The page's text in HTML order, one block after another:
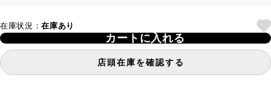
在庫状況：在庫あり
カートに入れる
店頭在庫を確認する